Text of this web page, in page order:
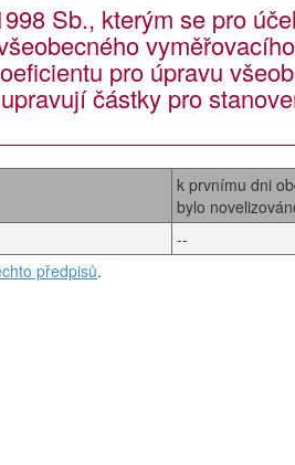
Sb., kterým se pro
pro úpravu
částky pro
k prvnímu dni
bylo
--
předpisů.